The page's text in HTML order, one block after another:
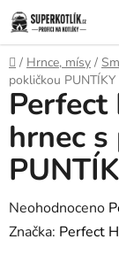
Přejít
na
obsah
Domů
/ Hrnce, mísy /
pokličkou
hrnec
Průměrné
hodnocení
Neohodnoceno
Značka: Perfect